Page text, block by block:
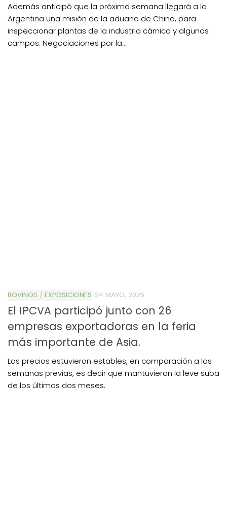
Además anticipó que la próxima semana llegará a la
Argentina una misión de la aduana de China, para
inspeccionar plantas de la industria cárnica y algunos
campos. Negociaciones por la...
BOVINOS / EXPOSICIONES 24 MAYO, 2025
El IPCVA participó junto con 26
empresas exportadoras en la feria
más importante de Asia.
Los precios estuvieron estables, en comparación a las
semanas previas, es decir que mantuvieron la leve suba
de los últimos dos meses.